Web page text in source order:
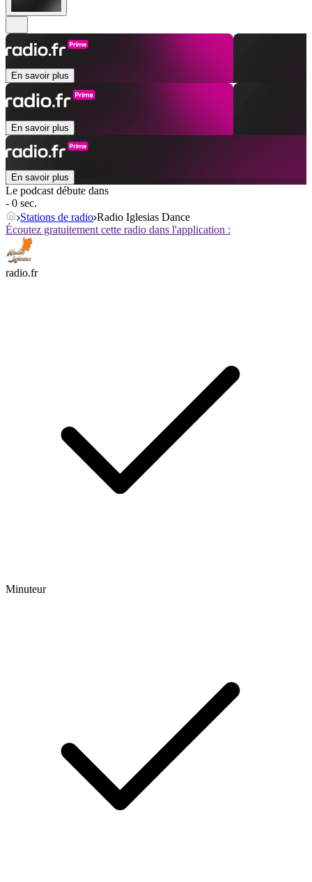
En savoir plus
En savoir plus
En savoir plus
Le podcast débute dans
- 0 sec.
Stations de radio Radio Iglesias Dance
Écoutez gratuitement cette radio dans l'application :
radio.fr
Minuteur